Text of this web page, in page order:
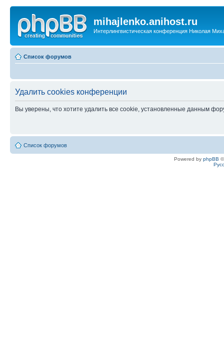
mihajlenko.anihost.ru
Интерлингвистическая конференция Николая
Список форумов
Удалить cookies конференции
Вы уверены, что хотите удалить все cookie, установленные данным
Список форумов
Powered by phpBB